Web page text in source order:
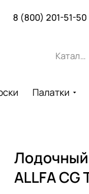
8 (800) 201-51-50
Каталог
Палатки
ALLFA CG